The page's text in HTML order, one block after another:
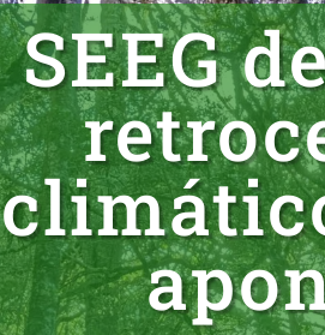
SEEG